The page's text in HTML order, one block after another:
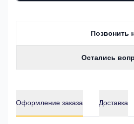
Позвонить
Остались
Оформление заказа Доставка